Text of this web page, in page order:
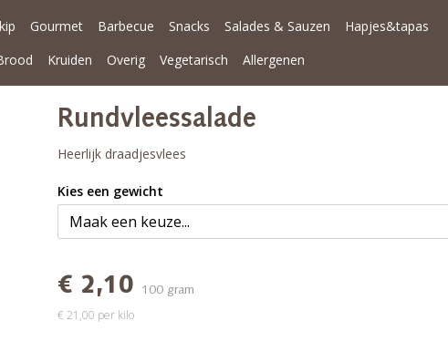
Gourmet Barbecue Snacks Salades & Sauzen
Hapjes&tapas
Kruiden Overig Vegetarisch Allergenen
Rundvleessalade
Heerlijk draadjesvlees
Kies een gewicht
€ 2,10 100 gram
€ 21,00 per kilo